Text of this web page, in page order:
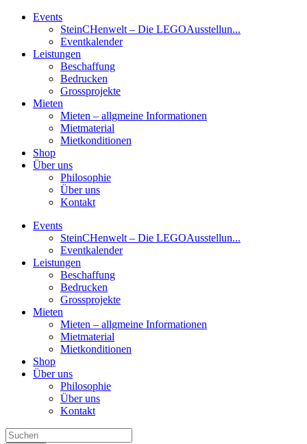
Events
SteinCHenwelt – Die LEGOAusstellun...
Eventkalender
Leistungen
Beschaffung
Bedrucken
Grossprojekte
Mieten
Mieten – allgmeine Informationen
Mietmaterial
Mietkonditionen
Shop
Über uns
Philosophie
Über uns
Kontakt
Events
SteinCHenwelt – Die LEGOAusstellun...
Eventkalender
Leistungen
Beschaffung
Bedrucken
Grossprojekte
Mieten
Mieten – allgmeine Informationen
Mietmaterial
Mietkonditionen
Shop
Über uns
Philosophie
Über uns
Kontakt